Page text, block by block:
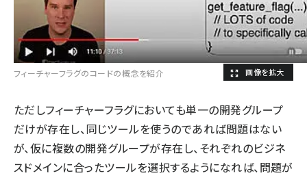
フィーチャーフラグのコードの概念を紹介
ただしフィーチャーフラグにおいても単一の開発グループ
だけが存在し、同じツールを使うのであれば問題はない
が、仮に複数の開発グループが存在し、それぞれのビジネ
スドメインに合ったツールを選択するようになれば、問題が